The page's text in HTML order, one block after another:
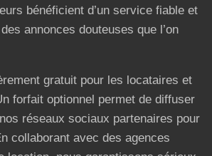
bénéficient d’un service fiable et
annonces douteuses que l’on
gratuit pour les locataires et
forfait optionnel permet de diffuser
réseaux sociaux partenaires pour
collaborant avec des agences